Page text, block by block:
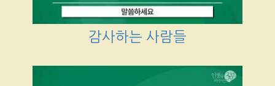
감사하는 사람들